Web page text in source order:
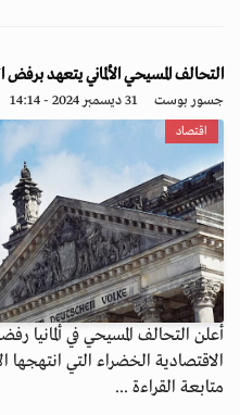
التحالف المسيحي الألماني يتعهد
جسور بوست 31 ديسمبر 2024 - 14:14
اقتصاد
أعلن التحالف المسيحي في ألمانيا
الاقتصادية الخضراء التي انتهجها
متابعة القراءة ...